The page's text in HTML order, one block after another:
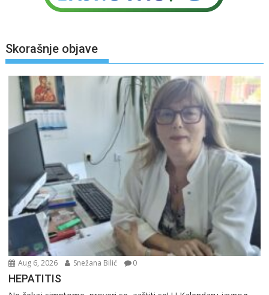
Skorašnje objave
Aug 6, 2026 Snežana Bilić 0
HEPATITIS